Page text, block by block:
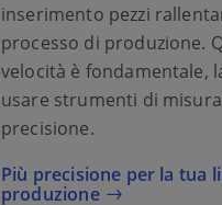
inserimento pezzi
processo di produzione.
velocità è fondamentale,
usare strumenti di
precisione.
Più precisione per la tua
produzione